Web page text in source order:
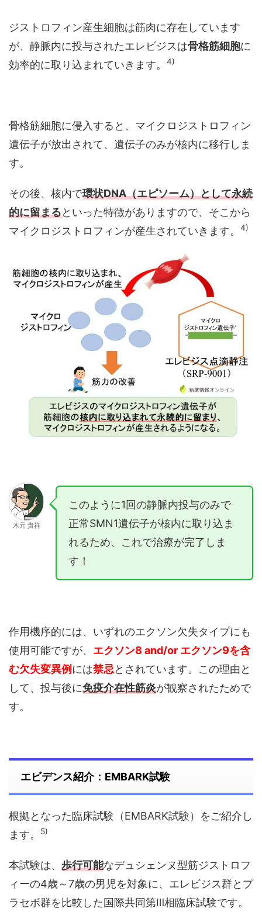
ジストロフィン産生細胞は筋肉に存在しています
が、静脈内に投与されたエレビジスは骨格筋細胞に
効率的に取り込まれていきます。
4)
骨格筋細胞に侵入すると、マイクロジストロフィン
遺伝子が放出されて、遺伝子のみが核内に移行しま
す。
その後、核内で環状DNA（エピソーム）として永続
的に留まるといった特徴がありますので、そこから
マイクロジストロフィンが産生されていきます。
4)
木元 貴祥
このように1回の静脈内投与のみで
正常SMN1遺伝子が核内に取り込ま
れるため、これで治療が完了しま
す！
作用機序的には、いずれのエクソン欠失タイプにも
使用可能ですが、 エクソン8 and/or エクソン9を含
む欠失変異例には禁忌とされています。この理由と
して、投与後に免疫介在性筋炎が観察されたためで
す。
エビデンス紹介：EMBARK試験
根拠となった臨床試験（EMBARK試験）をご紹介し
ます。
5)
本試験は、 歩行可能なデュシェンヌ型筋ジストロフ
ィーの4歳～7歳の男児を対象に、エレビジス群とプ
ラセボ群を比較した国際共同第Ⅲ相臨床試験です。